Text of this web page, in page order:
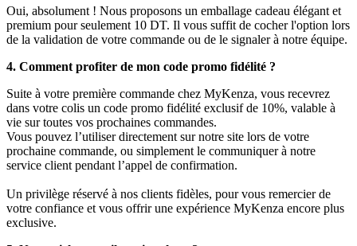
Oui, absolument ! Nous proposons un emballage cadeau élégant et
premium pour seulement 10 DT. Il vous suffit de cocher l'option lors
de la validation de votre commande ou de le signaler à notre équipe.
4. Comment profiter de mon code promo fidélité ?
Suite à votre première commande chez MyKenza, vous recevrez
dans votre colis un code promo fidélité exclusif de 10%, valable à
vie sur toutes vos prochaines commandes.
Vous pouvez l’utiliser directement sur notre site lors de votre
prochaine commande, ou simplement le communiquer à notre
service client pendant l’appel de confirmation.
Un privilège réservé à nos clients fidèles, pour vous remercier de
votre confiance et vous offrir une expérience MyKenza encore plus
exclusive.